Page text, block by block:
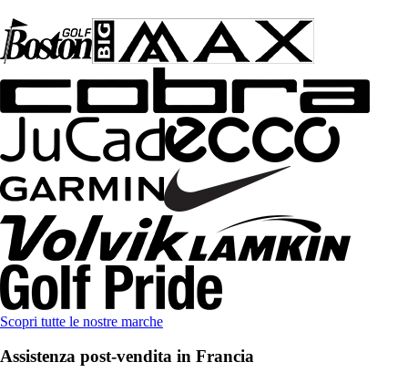
Scopri tutte le nostre marche
Assistenza post-vendita in Francia